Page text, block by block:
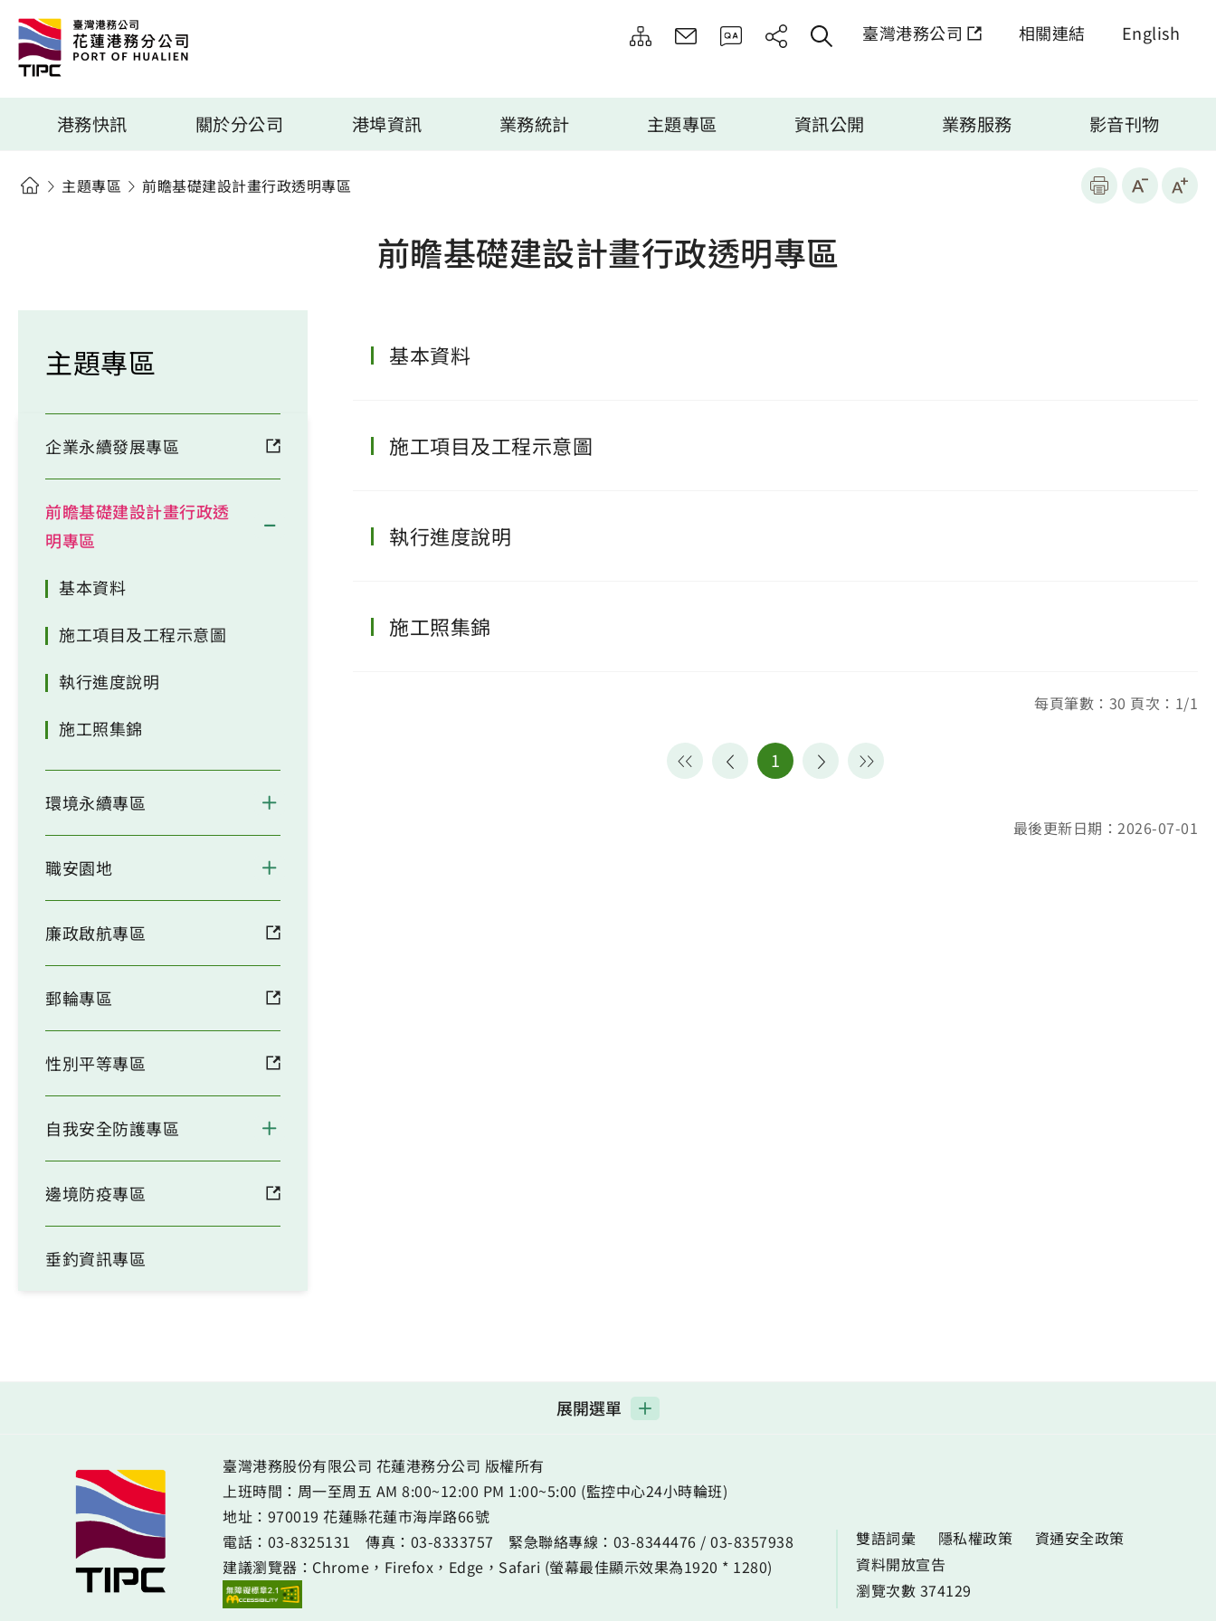
臺灣港務公司 相關連結 English
港務快訊 關於分公司 港埠資訊 業務統計 主題專區 資訊公開 業務服務 影音刊物
主題專區 前瞻基礎建設計畫行政透明專區
前瞻基礎建設計畫行政透明專區
主題專區
企業永續發展專區
前瞻基礎建設計畫行政透
明專區
基本資料
施工項目及工程示意圖
執行進度說明
施工照集錦
環境永續專區
職安園地
廉政啟航專區
郵輪專區
性別平等專區
自我安全防護專區
邊境防疫專區
垂釣資訊專區
基本資料
施工項目及工程示意圖
執行進度說明
施工照集錦
每頁筆數：30 頁次：1/1
1
最後更新日期：2026-07-01
展開選單
臺灣港務股份有限公司 花蓮港務分公司 版權所有
上班時間：周一至周五 AM 8:00~12:00 PM 1:00~5:00 (監控中心24小時輪班)
地址： 970019 花蓮縣花蓮市海岸路66號
電話： 03-8325131 傳真： 03-8333757 緊急聯絡專線： 03-8344476 / 03-8357938
建議瀏覽器：Chrome，Firefox，Edge，Safari (螢幕最佳顯示效果為1920 * 1280)
雙語詞彙 隱私權政策
資通安全政策
資料開放宣告
瀏覽次數 374129